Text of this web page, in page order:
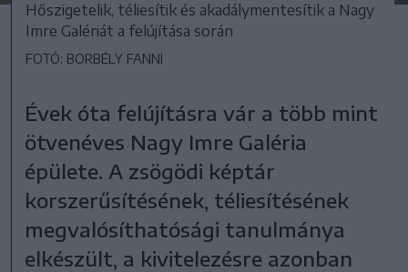
Hőszigetelik, téliesítik és akadálymentesítik a Nagy
Imre Galériát a felújítása során
FOTÓ: BORBÉLY FANNI
Évek óta felújításra vár a több mint
ötvenéves Nagy Imre Galéria
épülete. A zsögödi képtár
korszerűsítésének, téliesítésének
megvalósíthatósági tanulmánya
elkészült, a kivitelezésre azonban